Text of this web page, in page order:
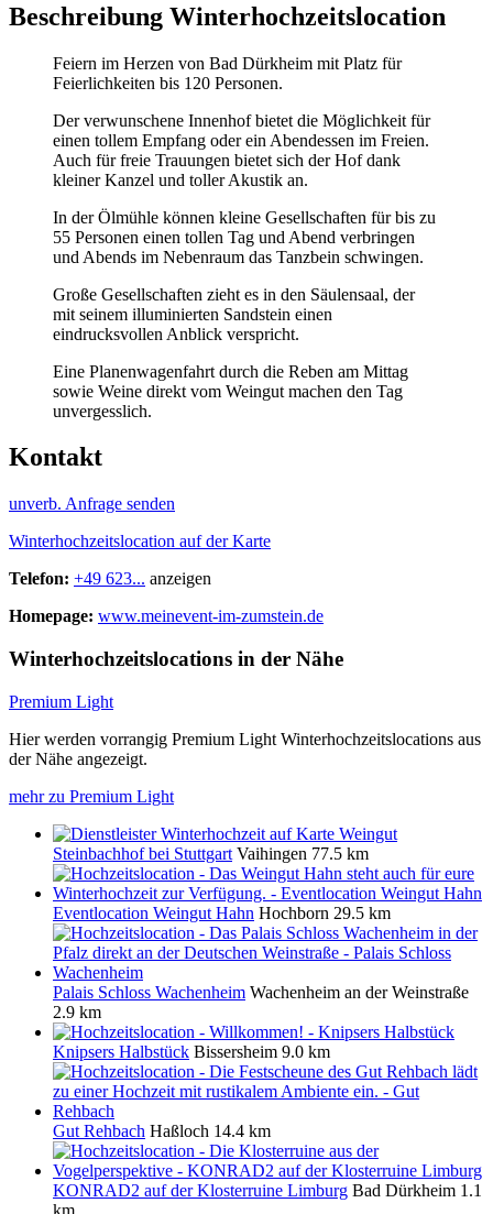
Beschreibung Winterhochzeitslocation
Feiern im Herzen von Bad Dürkheim mit Platz für
Feierlichkeiten bis 120 Personen.
Der verwunschene Innenhof bietet die Möglichkeit für
einen tollem Empfang oder ein Abendessen im Freien.
Auch für freie Trauungen bietet sich der Hof dank
kleiner Kanzel und toller Akustik an.
In der Ölmühle können kleine Gesellschaften für bis zu
55 Personen einen tollen Tag und Abend verbringen
und Abends im Nebenraum das Tanzbein schwingen.
Große Gesellschaften zieht es in den Säulensaal, der
mit seinem illuminierten Sandstein einen
eindrucksvollen Anblick verspricht.
Eine Planenwagenfahrt durch die Reben am Mittag
sowie Weine direkt vom Weingut machen den Tag
unvergesslich.
Kontakt
unverb. Anfrage senden
Winterhochzeitslocation auf der Karte
Telefon: +49 623... anzeigen
Homepage: www.meinevent-im-zumstein.de
Winterhochzeitslocations in der Nähe
Premium Light
Hier werden vorrangig Premium Light Winterhochzeitslocations aus
der Nähe angezeigt.
mehr zu Premium Light
Weingut
Steinbachhof bei Stuttgart Vaihingen 77.5 km
Eventlocation Weingut Hahn Hochborn 29.5 km
Palais Schloss Wachenheim Wachenheim an der Weinstraße
2.9 km
Knipsers Halbstück Bissersheim 9.0 km
Gut Rehbach Haßloch 14.4 km
KONRAD2 auf der Klosterruine Limburg Bad Dürkheim 1.1
km